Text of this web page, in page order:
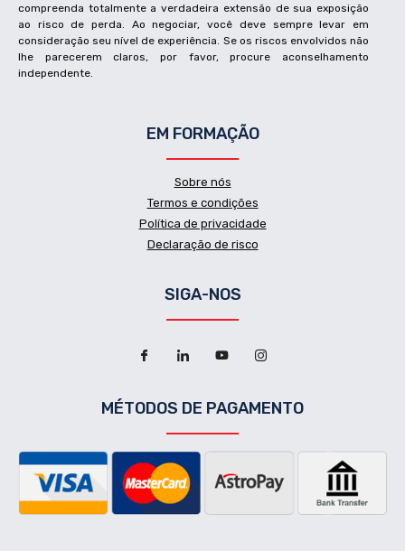
compreenda totalmente a verdadeira extensão de sua exposição
ao risco de perda. Ao negociar, você deve sempre levar em
consideração seu nível de experiência. Se os riscos envolvidos não
lhe parecerem claros, por favor, procure aconselhamento
independente.
EM FORMAÇÃO
Sobre nós
Termos e condições
Política de privacidade
Declaração de risco
SIGA-NOS
MÉTODOS DE PAGAMENTO